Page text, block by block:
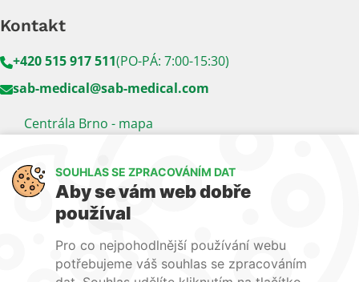
Kontakt
+420 515 917 511(PO-PÁ: 7:00-15:30)
sab-medical@sab-medical.com
Centrála Brno - mapa
Sledujte nás
LinkedIn Facebook
Naše další weby:
SOUHLAS SE ZPRACOVÁNÍM DAT
Aby se vám web dobře
používal
Pro co nejpohodlnější používání webu
potřebujeme váš souhlas se zpracováním